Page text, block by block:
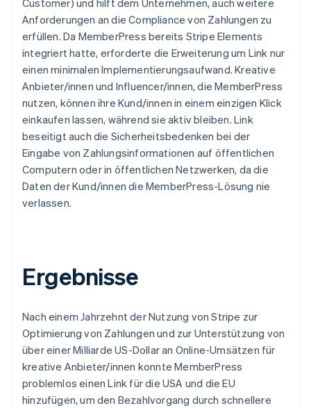
Anforderungen an die Compliance von Zahlungen zu
erfüllen. Da MemberPress bereits Stripe Elements
integriert hatte, erforderte die Erweiterung um Link nur
einen minimalen Implementierungsaufwand. Kreative
Anbieter/innen und Influencer/innen, die MemberPress
nutzen, können ihre Kund/innen in einem einzigen Klick
einkaufen lassen, während sie aktiv bleiben. Link
beseitigt auch die Sicherheitsbedenken bei der
Eingabe von Zahlungsinformationen auf öffentlichen
Computern oder in öffentlichen Netzwerken, da die
Daten der Kund/innen die MemberPress-Lösung nie
verlassen.
Ergebnisse
Nach einem Jahrzehnt der Nutzung von Stripe zur
Optimierung von Zahlungen und zur Unterstützung von
über einer Milliarde US-Dollar an Online-Umsätzen für
kreative Anbieter/innen konnte MemberPress
problemlos einen Link für die USA und die EU
hinzufügen, um den Bezahlvorgang durch schnellere